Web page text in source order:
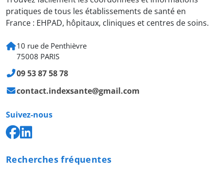
pratiques de tous les établissements de santé en
France : EHPAD, hôpitaux, cliniques et centres de soins.
10 rue de Penthièvre
75008 PARIS
09 53 87 58 78
contact.indexsante@gmail.com
Suivez-nous
Recherches fréquentes